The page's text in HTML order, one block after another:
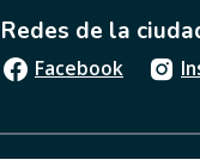
g
i
n
?
Redes de la
Facebook